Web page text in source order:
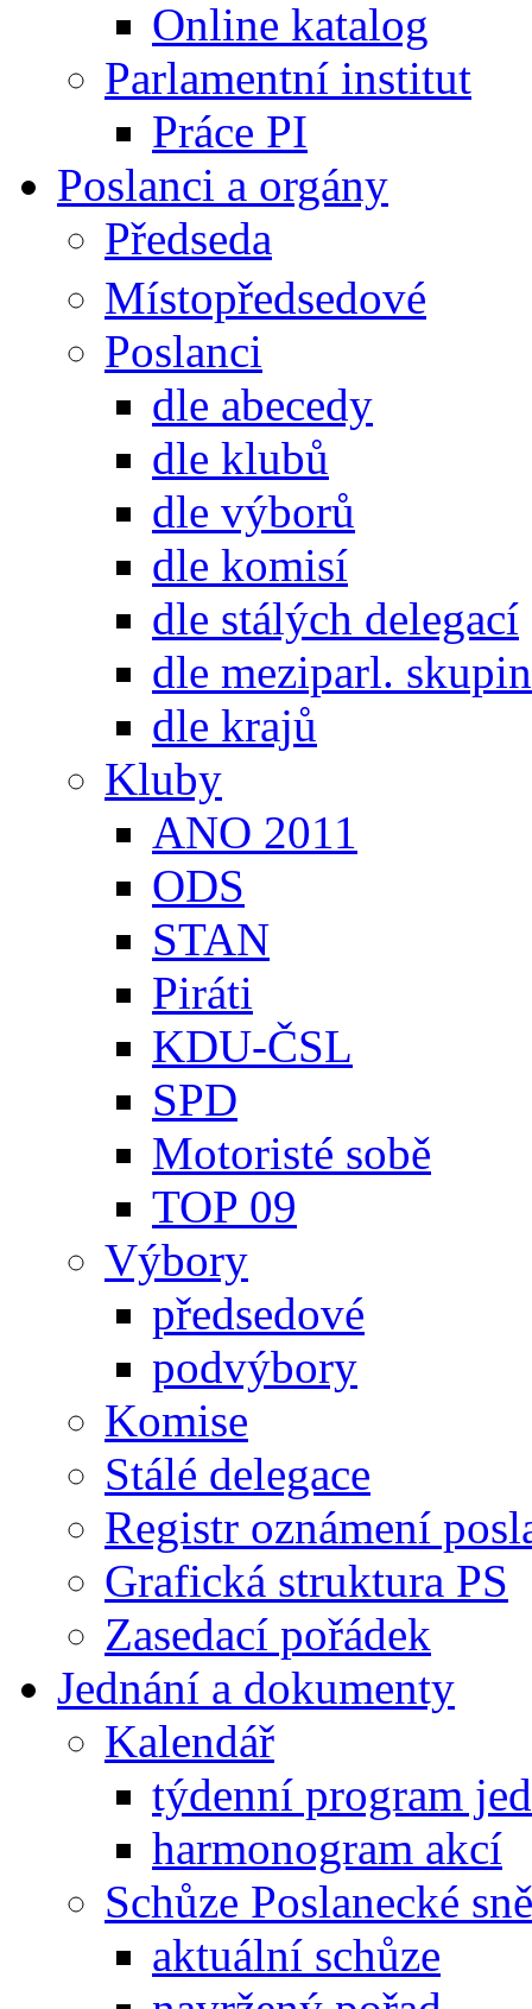
Online katalog
Parlamentní institut
Práce PI
Poslanci a orgány
Předseda
Místopředsedové
Poslanci
dle abecedy
dle klubů
dle výborů
dle komisí
dle stálých delegací
dle meziparl. skupin
dle krajů
Kluby
ANO 2011
ODS
STAN
Piráti
KDU-ČSL
SPD
Motoristé sobě
TOP 09
Výbory
předsedové
podvýbory
Komise
Stálé delegace
Registr oznámení
Grafická struktura PS
Zasedací pořádek
Jednání a dokumenty
Kalendář
týdenní program
harmonogram akcí
Schůze Poslanecké
aktuální schůze